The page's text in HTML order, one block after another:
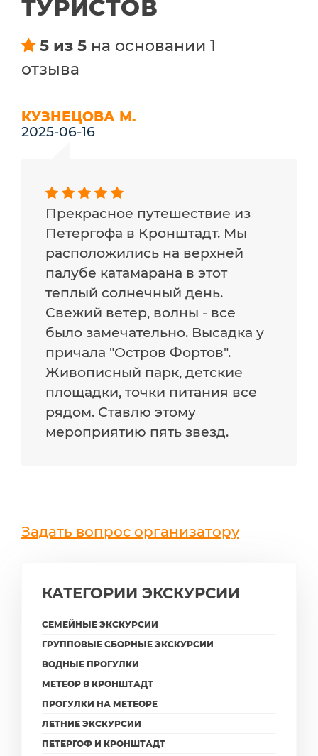
ТУРИСТОВ
5 из 5 на основании 1
отзыва
КУЗНЕЦОВА М.
2025-06-16
Прекрасное путешествие из
Петергофа в Кронштадт. Мы
расположились на верхней
палубе катамарана в этот
теплый солнечный день.
Свежий ветер, волны - все
было замечательно. Высадка у
причала "Остров Фортов".
Живописный парк, детские
площадки, точки питания все
рядом. Ставлю этому
мероприятию пять звезд.
Задать вопрос организатору
КАТЕГОРИИ ЭКСКУРСИИ
СЕМЕЙНЫЕ ЭКСКУРСИИ
ГРУППОВЫЕ СБОРНЫЕ ЭКСКУРСИИ
ВОДНЫЕ ПРОГУЛКИ
МЕТЕОР В КРОНШТАДТ
ПРОГУЛКИ НА МЕТЕОРЕ
ЛЕТНИЕ ЭКСКУРСИИ
ПЕТЕРГОФ И КРОНШТАДТ